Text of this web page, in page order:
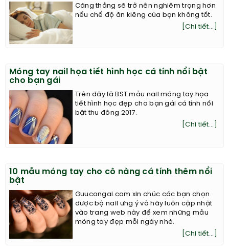
Căng thẳng sẽ trở nên nghiêm trọng hơn
nếu chế độ ăn kiêng của bạn không tốt.
[Chi tiết...]
Móng tay nail họa tiết hình học cá tính nổi bật
cho bạn gái
Trên đây là BST mẫu nail móng tay họa
tiết hình học đẹp cho bạn gái cá tính nổi
bật thu đông 2017.
[Chi tiết...]
10 mẫu móng tay cho cô nàng cá tính thêm nổi
bật
Guucongai.com xin chúc các bạn chọn
được bộ nail ưng ý và hãy luôn cập nhật
vào trang web này để xem những mẫu
móng tay đẹp mỗi ngày nhé.
[Chi tiết...]